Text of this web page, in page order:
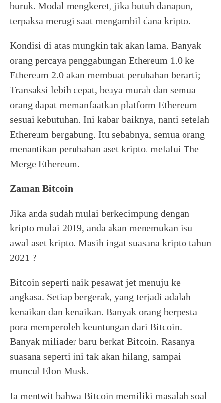
buruk. Modal mengkeret, jika butuh danapun,
terpaksa merugi saat mengambil dana kripto.
Kondisi di atas mungkin tak akan lama. Banyak
orang percaya penggabungan Ethereum 1.0 ke
Ethereum 2.0 akan membuat perubahan berarti;
Transaksi lebih cepat, beaya murah dan semua
orang dapat memanfaatkan platform Ethereum
sesuai kebutuhan. Ini kabar baiknya, nanti setelah
Ethereum bergabung. Itu sebabnya, semua orang
menantikan perubahan aset kripto. melalui The
Merge Ethereum.
Zaman Bitcoin
Jika anda sudah mulai berkecimpung dengan
kripto mulai 2019, anda akan menemukan isu
awal aset kripto. Masih ingat suasana kripto tahun
2021 ?
Bitcoin seperti naik pesawat jet menuju ke
angkasa. Setiap bergerak, yang terjadi adalah
kenaikan dan kenaikan. Banyak orang berpesta
pora memperoleh keuntungan dari Bitcoin.
Banyak miliader baru berkat Bitcoin. Rasanya
suasana seperti ini tak akan hilang, sampai
muncul Elon Musk.
Ia mentwit bahwa Bitcoin memiliki masalah soal